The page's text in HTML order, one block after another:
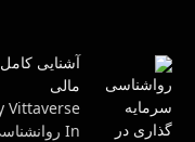
آشنایی
مالی
Vittaverse
In روانشناسى ترید